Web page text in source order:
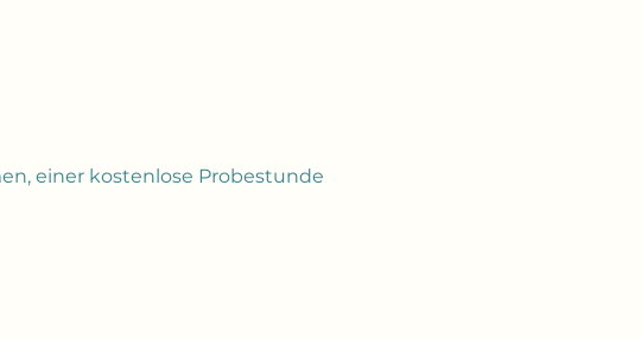
einer kostenlose Probestunde